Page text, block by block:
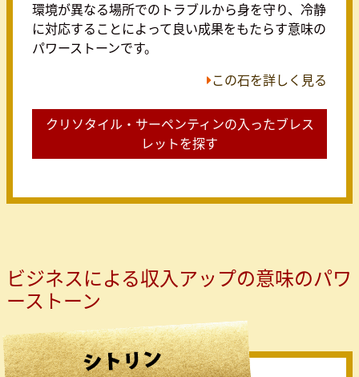
環境が異なる場所でのトラブルから身を守り、冷静
に対応することによって良い成果をもたらす意味の
パワーストーンです。
この石を詳しく見る
クリソタイル・サーペンティンの入ったブレス
レットを探す
ビジネスによる収入アップの意味のパワ
ーストーン